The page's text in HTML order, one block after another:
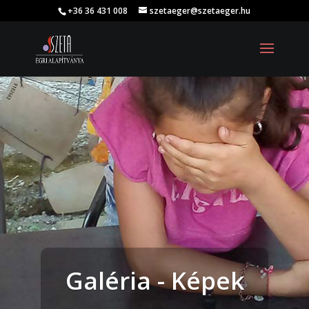
+36 36 431 008 szetaeger@szetaeger.hu
Galéria - Képek